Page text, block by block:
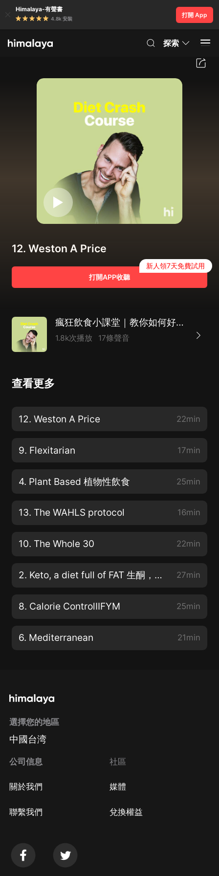
Himalaya-有聲書
4.8k 安裝
打開 App
探索
12. Weston A Price
打開APP收聽
新人領7天免費試用
瘋狂飲食小課堂｜教你如何好好吃飯（附英文原稿）
1.8k次播放 17條聲音
查看更多
12. Weston A Price 22min
9. Flexitarian 17min
4. Plant Based 植物性飲食 25min
13. The WAHLS protocol 16min
10. The Whole 30 22min
2. Keto, a diet full of FAT 生酮，富含脂肪的食物 27min
8. Calorie ControlIIFYM 25min
6. Mediterranean 21min
選擇您的地區
中國台湾
公司信息
關於我們
聯繫我們
社區
媒體
兌換權益